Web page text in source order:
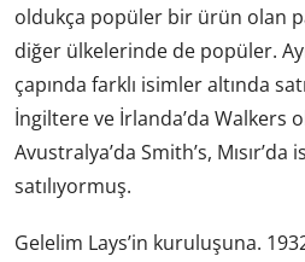
oldukça popüler bir ürün olan
diğer ülkelerinde de popüler.
çapında farklı isimler altında
İngiltere ve İrlanda’da Walkers
Avustralya’da Smith’s,
satılıyormuş.
Gelelim Lays’in kuruluşuna.